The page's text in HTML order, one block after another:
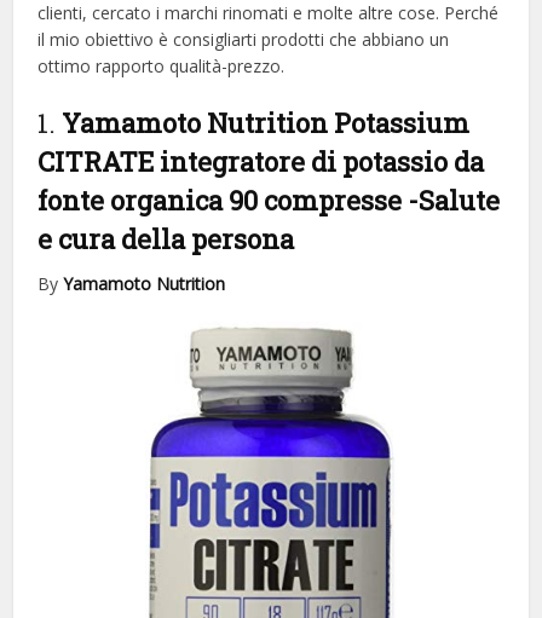
clienti, cercato i marchi rinomati e molte altre cose. Perché
il mio obiettivo è consigliarti prodotti che abbiano un
ottimo rapporto qualità-prezzo.
1. Yamamoto Nutrition Potassium
CITRATE integratore di potassio da
fonte organica 90 compresse -Salute
e cura della persona
ByYamamoto Nutrition